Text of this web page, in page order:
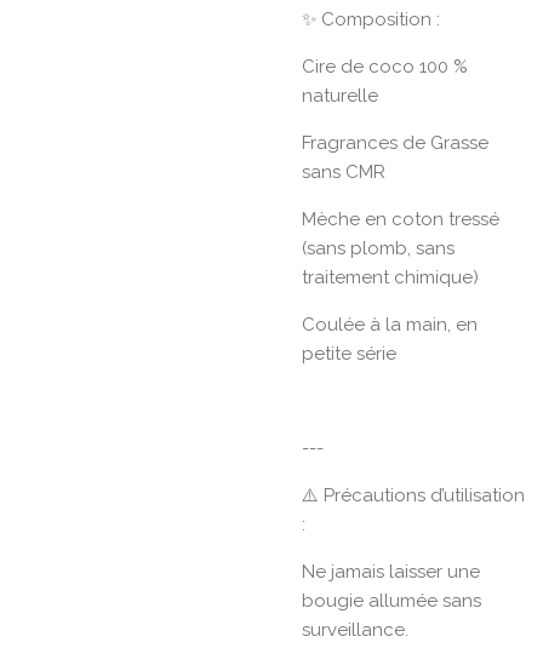
✨ Composition :
Cire de coco 100 %
naturelle
Fragrances de Grasse
sans CMR
Mèche en coton tressé
(sans plomb, sans
traitement chimique)
Coulée à la main, en
petite série
---
⚠️ Précautions d’utilisation
:
Ne jamais laisser une
bougie allumée sans
surveillance.